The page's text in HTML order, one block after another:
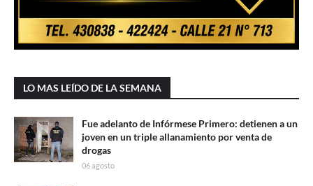
LO MAS LEÍDO DE LA SEMANA
Fue adelanto de Infórmese Primero: detienen a un
joven en un triple allanamiento por venta de
drogas
06 agosto